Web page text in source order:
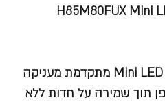
Mini LED מתקדמת מעניקה
תוך שמירה על חדות ללא